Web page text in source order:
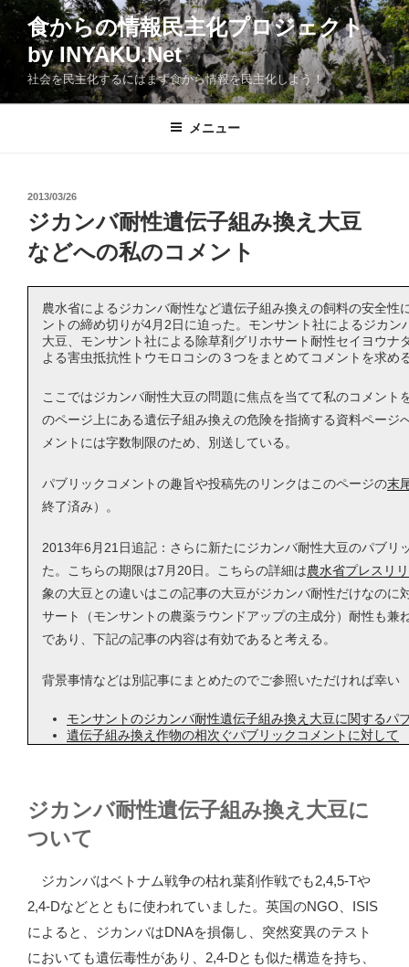
コ
食からの情報民主化プロジェクト
by INYAKU.Net
社会を民主化するにはまず食から情報を民主化しよう！
メニュー
投
稿
日:
2013/03/26
ジカンバ耐性遺伝子組み換え大豆
などへの私のコメント
農水省によるジカンバ耐性など遺伝子組み換えの飼料の安全性
ントの締め切りが4月2日に迫った。モンサント社によるジカン
大豆、モンサント社による除草剤グリホサート耐性セイヨウナ
よる害虫抵抗性トウモロコシの３つをまとめてコメントを求め
ここではジカンバ耐性大豆の問題に焦点を当てて私のコメント
のページ上にある遺伝子組み換えの危険を指摘する資料ページ
メントには字数制限のため、別送している。
パブリックコメントの趣旨や投稿先のリンクはこのページの末
終了済み）。
2013年6月21日追記：さらに新たにジカンバ耐性大豆のパブリ
た。こちらの期限は7月20日。こちらの詳細は農水省プレスリ
象の大豆との違いはこの記事の大豆がジカンバ耐性だけなのに
サート（モンサントの農薬ラウンドアップの主成分）耐性も兼
であり、下記の記事の内容は有効であると考える。
背景事情などは別記事にまとめたのでご参照いただければ幸い
モンサントのジカンバ耐性遺伝子組み換え大豆に関するパ
遺伝子組み換え作物の相次ぐパブリックコメントに対して
ジカンバ耐性遺伝子組み換え大豆に
ついて
ジカンバはベトナム戦争の枯れ葉剤作戦でも2,4,5-Tや
2,4-Dなどとともに使われていました。英国のNGO、ISIS
によると、ジカンバはDNAを損傷し、突然変異のテスト
においても遺伝毒性があり、2,4-Dとも似た構造を持ち、